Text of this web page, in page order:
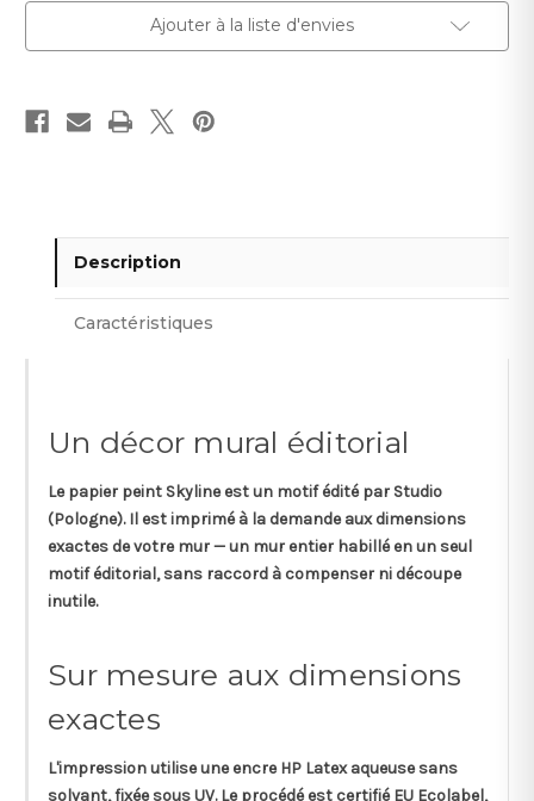
Ajouter à la liste d'envies
Description
Caractéristiques
Un décor mural éditorial
Le papier peint Skylineest un motif édité par Studio
(Pologne). Il est imprimé à la demande aux dimensions
exactes de votre mur — un mur entier habillé en un seul
motif éditorial, sans raccord à compenser ni découpe
inutile.
Sur mesure aux dimensions
exactes
L'impression utilise uneencre HP Latex aqueusesans
solvant, fixée sous UV. Le procédé est certifiéEU Ecolabel,